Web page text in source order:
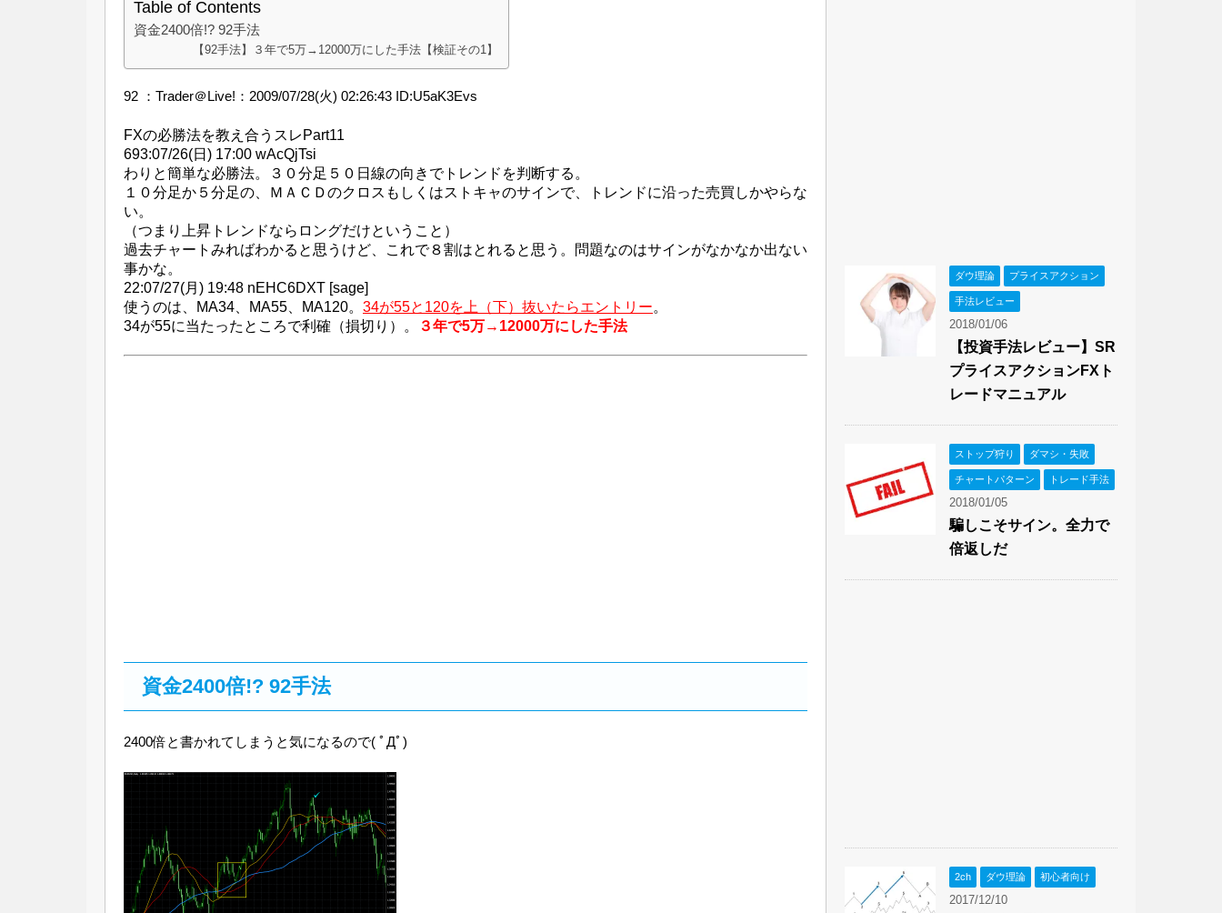
Table of Contents
資金2400倍!? 92手法
【92手法】３年で5万→12000万にした手法【検証その1】
92 ： Trader＠Live! ：2009/07/28(火) 02:26:43 ID:U5aK3Evs
FXの必勝法を教え合うスレPart11
693:07/26(日) 17:00 wAcQjTsi
わりと簡単な必勝法。３０分足５０日線の向きでトレンドを判断する。
１０分足か５分足の、ＭＡＣＤのクロスもしくはストキャのサインで、トレンドに沿った売買しかやらな
い。
（つまり上昇トレンドならロングだけということ）
過去チャートみればわかると思うけど、これで８割はとれると思う。問題なのはサインがなかなか出ない
事かな。
22:07/27(月) 19:48 nEHC6DXT [sage]
使うのは、MA34、MA55、MA120。 34が55と120を上（下）抜いたらエントリー。
34が55に当たったところで利確（損切り）。
３年で5万→12000万にした手法
資金2400倍!? 92手法
2400倍と書かれてしまうと気になるので( ﾟДﾟ)
ダウ理論 プライスアクション
手法レビュー
2018/01/06
【投資手法レビュー】SR
プライスアクションFXト
レードマニュアル
ストップ狩り ダマシ・失敗
チャートパターン トレード手法
2018/01/05
騙しこそサイン。全力で
倍返しだ
2ch ダウ理論 初心者向け
2017/12/10